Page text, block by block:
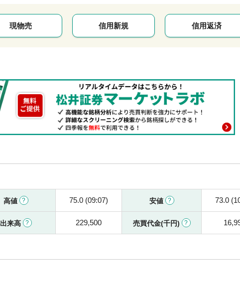
現物売 信用新規 信用返済
高値 75.0 (09:07) 安値 73.0
出来高 229,500 売買代金(千円)